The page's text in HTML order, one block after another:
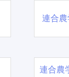
連合
連合農